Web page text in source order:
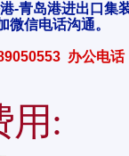
-青岛港进出口集
微信电话沟通。
办公电话
用: